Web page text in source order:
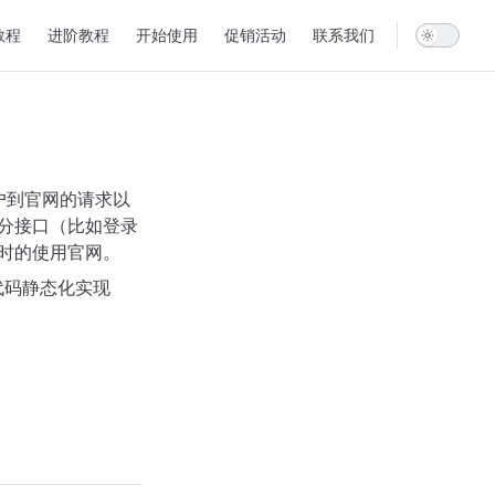
程 进阶教程 开始使用 促销活动 联系我们
官网的请求以
接口（比如登录
使用官网。
静态化实现